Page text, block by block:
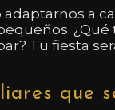
a
Tu fiesta
que